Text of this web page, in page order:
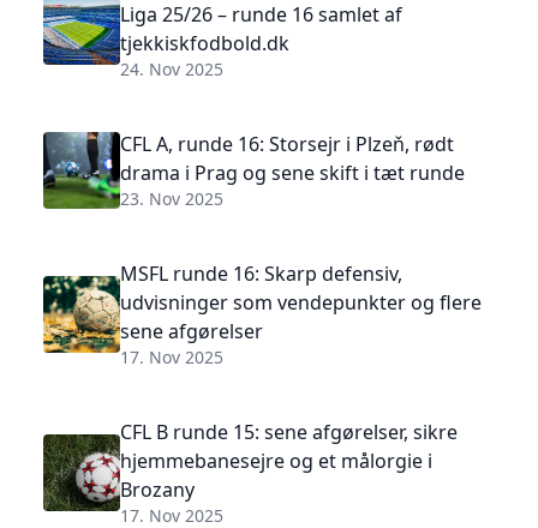
Liga 25/26 – runde 16 samlet af
tjekkiskfodbold.dk
24. Nov 2025
CFL A, runde 16: Storsejr i Plzeň, rødt
drama i Prag og sene skift i tæt runde
23. Nov 2025
MSFL runde 16: Skarp defensiv,
udvisninger som vendepunkter og flere
sene afgørelser
17. Nov 2025
CFL B runde 15: sene afgørelser, sikre
hjemmebanesejre og et målorgie i
Brozany
17. Nov 2025